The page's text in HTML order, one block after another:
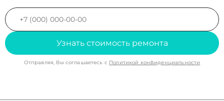
Узнать стоимость ремонта
Отправляя, Вы соглашаетесь с Политикой конфиденциальности